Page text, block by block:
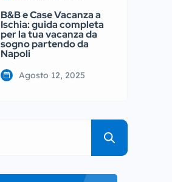
B&B e Case Vacanza a
Ischia: guida completa
per la tua vacanza da
sogno partendo da
Napoli
Agosto 12, 2025